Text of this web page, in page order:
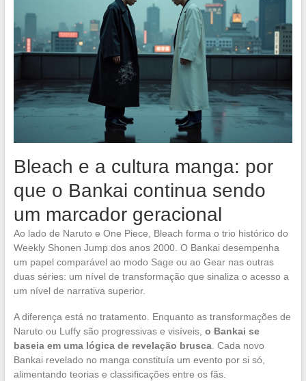
Bleach e a cultura manga: por
que o Bankai continua sendo
um marcador geracional
Ao lado de Naruto e One Piece, Bleach forma o trio histórico do
Weekly Shonen Jump dos anos 2000. O Bankai desempenha
um papel comparável ao modo Sage ou ao Gear nas outras
duas séries: um nível de transformação que sinaliza o acesso a
um nível de narrativa superior.
A diferença está no tratamento. Enquanto as transformações de
Naruto ou Luffy são progressivas e visíveis, o Bankai se
baseia em uma lógica de revelação brusca. Cada novo
Bankai revelado no manga constituía um evento por si só,
alimentando teorias e classificações entre os fãs.